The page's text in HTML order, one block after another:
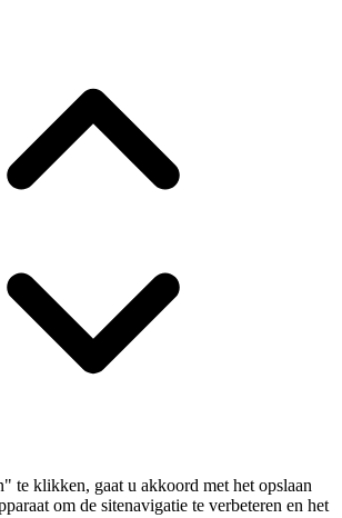
te klikken, gaat u akkoord met het opslaan
om de sitenavigatie te verbeteren en het